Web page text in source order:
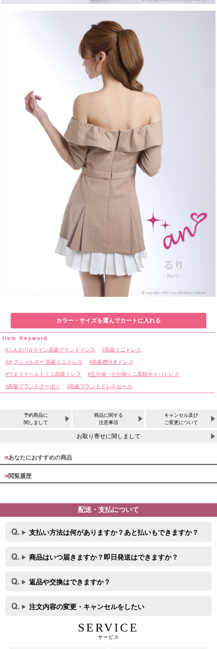
カラー・サイズを選んでカートに入れる
ふんわりAライン高級ブランドドレス 高級ミニドレス
オフショルダー 高級ミニドレス 高級襟付きドレス
ウエストベルトミニ高級ドレス
五分袖・七分袖ミニ高額キャバドレス
高級ブランドクーポン
高級ブランドドレスセール
予約商品に
関しまして
商品に関する
注意事項
キャンセル及び
ご変更について
お取り寄せに関しまして
■あなたにおすすめの商品
■閲覧履歴
配送・支払について
支払い方法は何がありますか？あと払いもできますか？
商品はいつ届きますか？即日発送はできますか？
返品や交換はできますか？
注文内容の変更・キャンセルをしたい
SERVICE
サービス